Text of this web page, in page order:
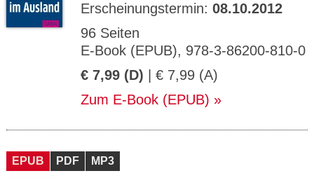
Erscheinungstermin: 08.10.2012
96 Seiten
E-Book (EPUB), 978-3-86200-810-0
€ 7,99 (D) | € 7,99 (A)
Zum E-Book (EPUB)
EPUB PDF MP3